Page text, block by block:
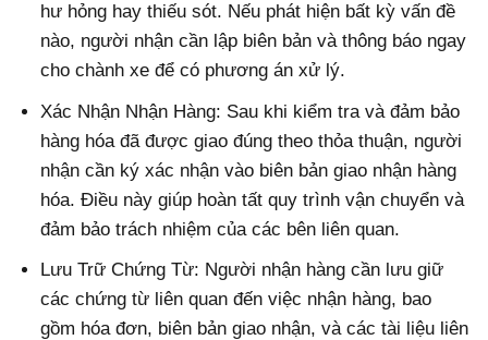
hư hỏng hay thiếu sót. Nếu phát hiện bất kỳ vấn đề
nào, người nhận cần lập biên bản và thông báo ngay
cho chành xe để có phương án xử lý.
Xác Nhận Nhận Hàng: Sau khi kiểm tra và đảm bảo
hàng hóa đã được giao đúng theo thỏa thuận, người
nhận cần ký xác nhận vào biên bản giao nhận hàng
hóa. Điều này giúp hoàn tất quy trình vận chuyển và
đảm bảo trách nhiệm của các bên liên quan.
Lưu Trữ Chứng Từ: Người nhận hàng cần lưu giữ
các chứng từ liên quan đến việc nhận hàng, bao
gồm hóa đơn, biên bản giao nhận, và các tài liệu liên